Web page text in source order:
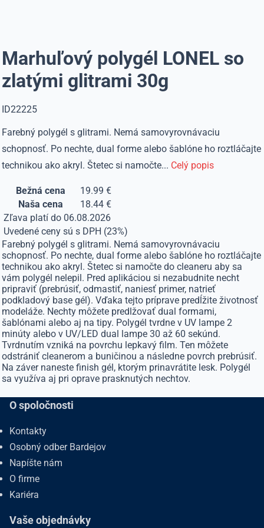
Marhuľový polygél LONEL so
zlatými glitrami 30g
ID22225
Farebný polygél s glitrami. Nemá samovyrovnávaciu
schopnosť. Po nechte, dual forme alebo šablóne ho roztláčajte
technikou ako akryl. Štetec si namočte... Celý popis
Bežná cena
19.99 €
Naša cena
18.44 €
Zľava platí do 06.08.2026
Uvedené ceny sú s DPH (23%)
Farebný polygél s glitrami. Nemá samovyrovnávaciu
schopnosť. Po nechte, dual forme alebo šablóne ho roztláčajte
technikou ako akryl. Štetec si namočte do cleaneru aby sa
vám polygél nelepil. Pred aplikáciou si nezabudnite necht
pripraviť (prebrúsiť, odmastiť, naniesť primer, natrieť
podkladový base gél). Vďaka tejto príprave predĺžite životnosť
modeláže. Nechty môžete predlžovať dual formami,
šablónami alebo aj na tipy. Polygél tvrdne v UV lampe 2
minúty alebo v UV/LED dual lampe 30 až 60 sekúnd.
Tvrdnutím vzniká na povrchu lepkavý film. Ten môžete
odstrániť cleanerom a buničinou a následne povrch prebrúsiť.
Na záver naneste finish gél, ktorým prinavrátite lesk. Polygél
sa využíva aj pri oprave prasknutých nechtov.
O spoločnosti
Kontakty
Osobný odber Bardejov
Napíšte nám
O firme
Kariéra
Vaše objednávky